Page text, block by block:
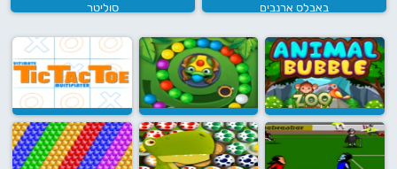
באבלס ארנבים סוליטר